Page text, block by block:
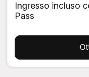
Ingresso incluso
Pass